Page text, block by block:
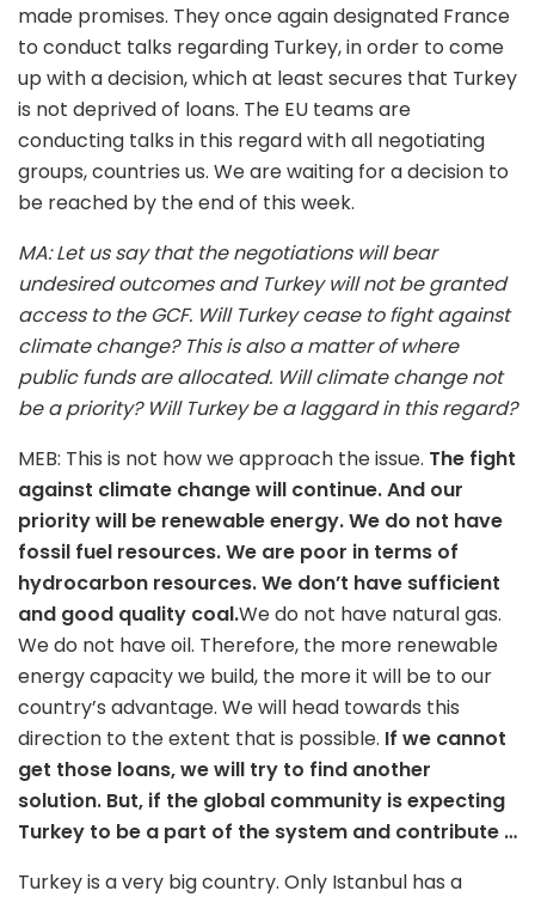
made promises. They once again designated France
to conduct talks regarding Turkey, in order to come
up with a decision, which at least secures that Turkey
is not deprived of loans. The EU teams are
conducting talks in this regard with all negotiating
groups, countries us. We are waiting for a decision to
be reached by the end of this week.
MA: Let us say that the negotiations will bear
undesired outcomes and Turkey will not be granted
access to the GCF. Will Turkey cease to fight against
climate change? This is also a matter of where
public funds are allocated. Will climate change not
be a priority? Will Turkey be a laggard in this regard?
MEB: This is not how we approach the issue. The fight
against climate change will continue. And our
priority will be renewable energy. We do not have
fossil fuel resources. We are poor in terms of
hydrocarbon resources. We don’t have sufficient
and good quality coal.We do not have natural gas.
We do not have oil. Therefore, the more renewable
energy capacity we build, the more it will be to our
country’s advantage. We will head towards this
direction to the extent that is possible. If we cannot
get those loans, we will try to find another
solution. But, if the global community is expecting
Turkey to be a part of the system and contribute …
Turkey is a very big country. Only Istanbul has a